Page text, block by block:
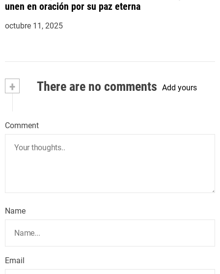
unen en oración por su paz eterna
octubre 11, 2025
+ There are no comments Add yours
Comment
Name
Email